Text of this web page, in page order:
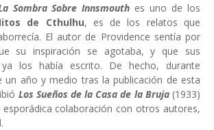
Sombra Sobre Innsmouth es uno de los
de Cthulhu, es de los relatos que
El autor de Providence sentía por
su inspiración se agotaba, y que sus
los había escrito. De hecho, durante
un año y medio tras la publicación de esta
Los Sueños de la Casa de la Bruja(1933)
colaboración con otros autores,